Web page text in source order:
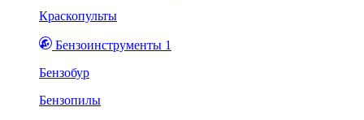
Краскопульты
Бензоинструменты 1
Бензобур
Бензопилы